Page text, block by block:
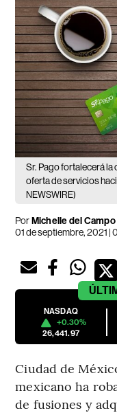
Sr. Pago fortalecerá la
oferta de servicios
NEWSWIRE)
PorMichelle del Campo
01 de septiembre, 2021 |
NASDAQ
+0.30%
26,441.97
Ciudad de
mexicano ha
de fusiones y